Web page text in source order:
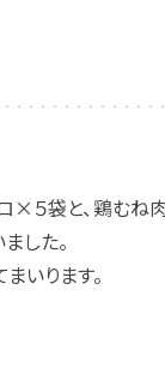
×５袋と、鶏むね
した。
いります。